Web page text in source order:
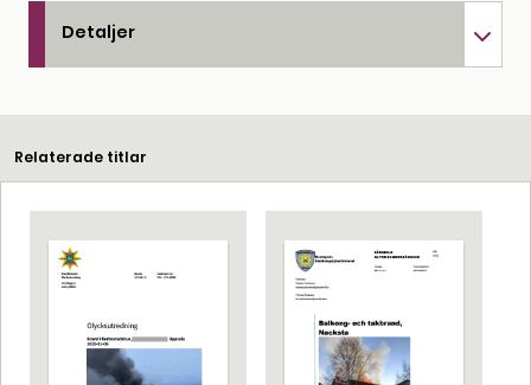
Detaljer
Relaterade titlar